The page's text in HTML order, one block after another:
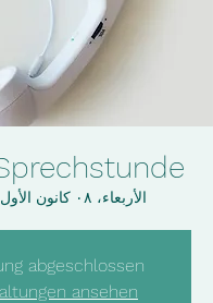
الأربعاء، ٠٨ كانون الأول
abgeschlossen
ansehen